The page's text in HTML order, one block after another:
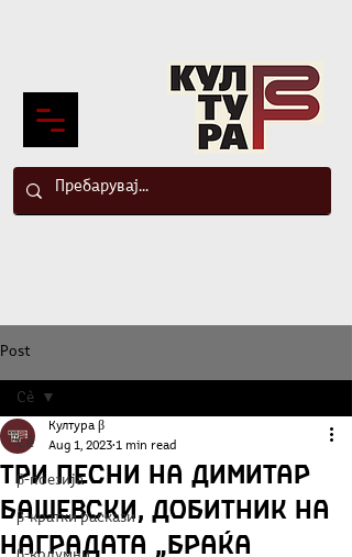
Post
Сè
β-поезија
β-кратки раскази
Сè
Три песни на Димитар
Башевски, добитник на
наградата „Браќа
Култура β
Aug 1, 2023 1 min read